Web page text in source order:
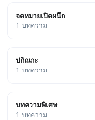
จดหมายเปิดผนึก
1 บทความ
ปกิณกะ
1 บทความ
บทความพิเศษ
1 บทความ